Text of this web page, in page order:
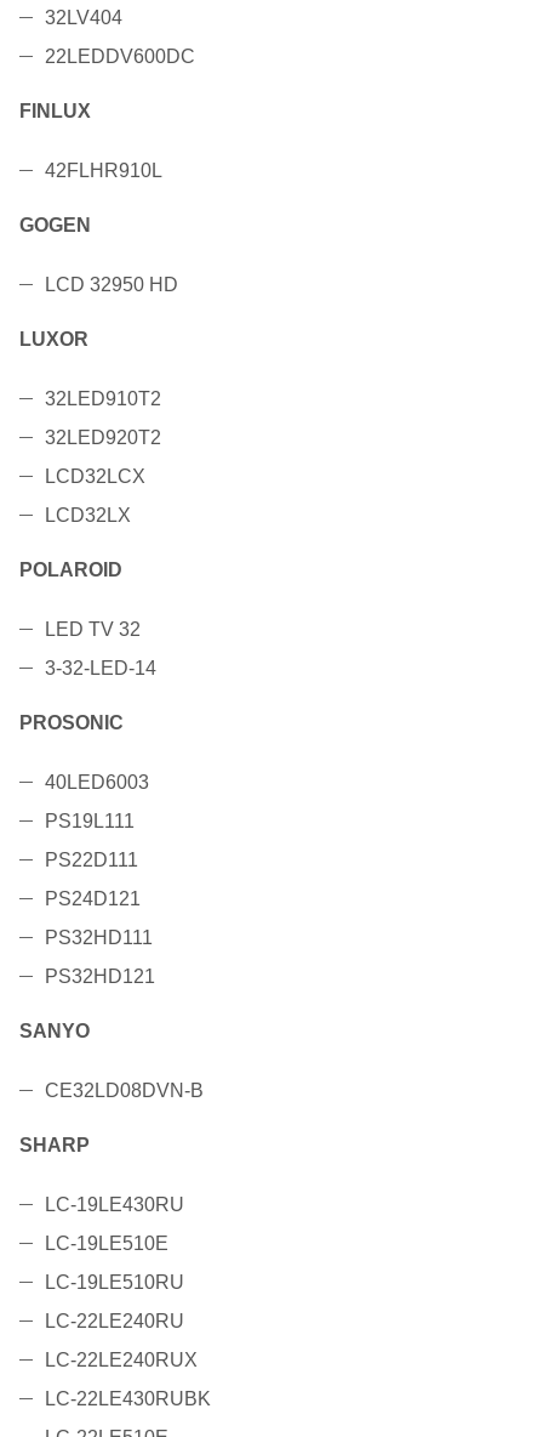
32LV404
22LEDDV600DC
FINLUX
42FLHR910L
GOGEN
LCD 32950 HD
LUXOR
32LED910T2
32LED920T2
LCD32LCX
LCD32LX
POLAROID
LED TV 32
3-32-LED-14
PROSONIC
40LED6003
PS19L111
PS22D111
PS24D121
PS32HD111
PS32HD121
SANYO
CE32LD08DVN-B
SHARP
LC-19LE430RU
LC-19LE510E
LC-19LE510RU
LC-22LE240RU
LC-22LE240RUX
LC-22LE430RUBK